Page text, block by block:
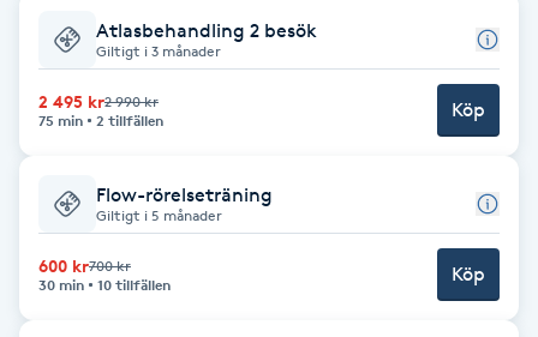
Extensions borttagning
Eyeliner-tatuering
F
Face framing
Faceliftmassage
Atlasbehandling 2 besök
Giltigt i 3 månader
2 495 kr2 990 kr
75 min
2 tillfällen Köp
Flow-rörelseträning
Giltigt i 5 månader
600 kr700 kr
30 min
10 tillfällen Köp